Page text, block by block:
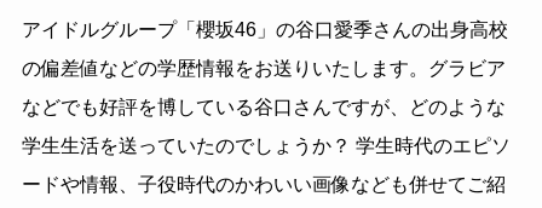
アイドルグループ「櫻坂46」の谷口愛季さんの出身高校
の偏差値などの学歴情報をお送りいたします。グラビア
などでも好評を博している谷口さんですが、どのような
学生生活を送っていたのでしょうか？ 学生時代のエピソ
ードや情報、子役時代のかわいい画像なども併せてご紹